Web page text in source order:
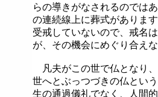
らの導きがなされるのでは
の連続線上に葬式がありま
受戒していないので、戒名
が、その機会にめぐり合え
凡夫がこの世で仏となり
世へとぶっつづきの仏とい
生の通過儀礼でなく、人間